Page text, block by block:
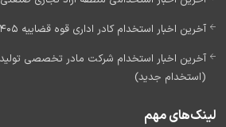
آخرین اخبار استخدام کادر اداری قوه قضاییه 1405 (به زودی)
(استخدام جدید)
لینک‌های مهم